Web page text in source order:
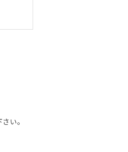
い。